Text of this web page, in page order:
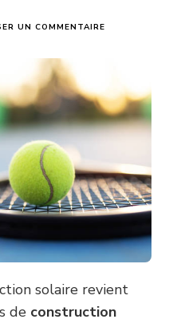
UN COMMENTAIRE
PADEL
NÉCESSITE-
T-
PROTECTIONS
SPÉCIFIQUES
CONTRE
LE
?
solaire revient
de construction